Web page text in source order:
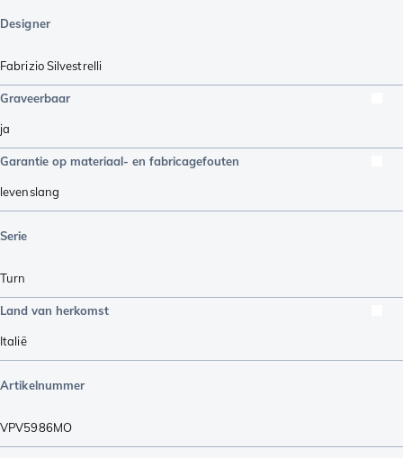
Designer
Fabrizio Silvestrelli
Graveerbaar
ja
Garantie op materiaal- en fabricagefouten
levenslang
Serie
Turn
Land van herkomst
Italië
Artikelnummer
VPV5986MO